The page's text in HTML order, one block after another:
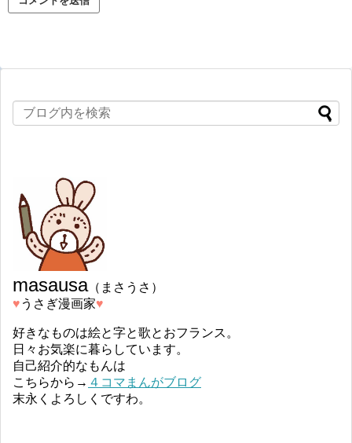
masausa（まさうさ）
♥︎ うさぎ漫画家♥︎
好きなものは絵と字と歌とおフランス。
日々お気楽に暮らしています。
自己紹介的なもんは
こちらから→ ４コマまんがブログ
末永くよろしくですわ。